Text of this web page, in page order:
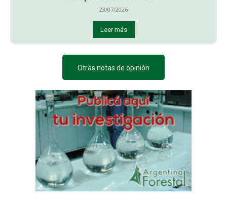
23/07/2026
Leer más
Otras notas de opinión